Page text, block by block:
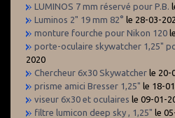
LUMINOS 7 mm réservé pour P.B.
Luminos 2" 19 mm 82° le 28-03-
monture fourche pour Nikon 120
porte-oculaire skywatcher 1,25"
2020
Chercheur 6x30 Skywatcher le 20-
prisme amici Bresser 1,25" le 18-
viseur 6x30 et oculaires le 09-01-
filtre lumicon deep sky , 1,25" le